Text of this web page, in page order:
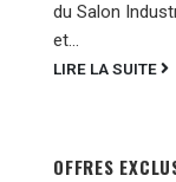
du Salon
et...
LIRE LA SUITE
OFFRES